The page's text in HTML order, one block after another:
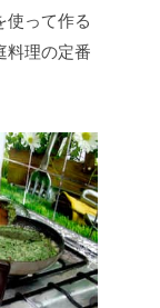
使って作る
料理の定番